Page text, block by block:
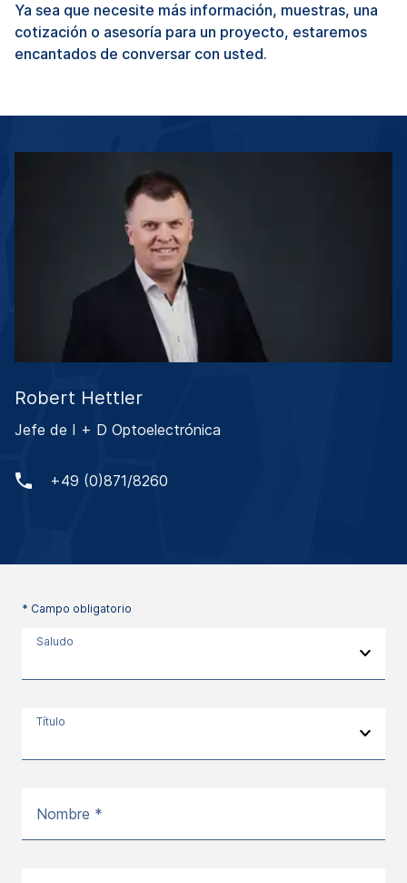
Ya sea que necesite más información, muestras, una
cotización o asesoría para un proyecto, estaremos
encantados de conversar con usted.
Robert Hettler
Jefe de I + D Optoelectrónica
+49 (0)871/8260
* Campo obligatorio
Saludo
Título
Nombre *